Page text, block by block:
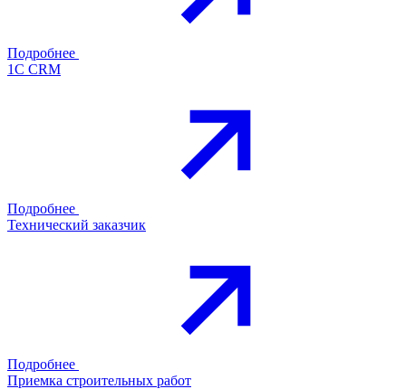
Подробнее
1С CRM
Подробнее
Технический заказчик
Подробнее
Приемка строительных работ